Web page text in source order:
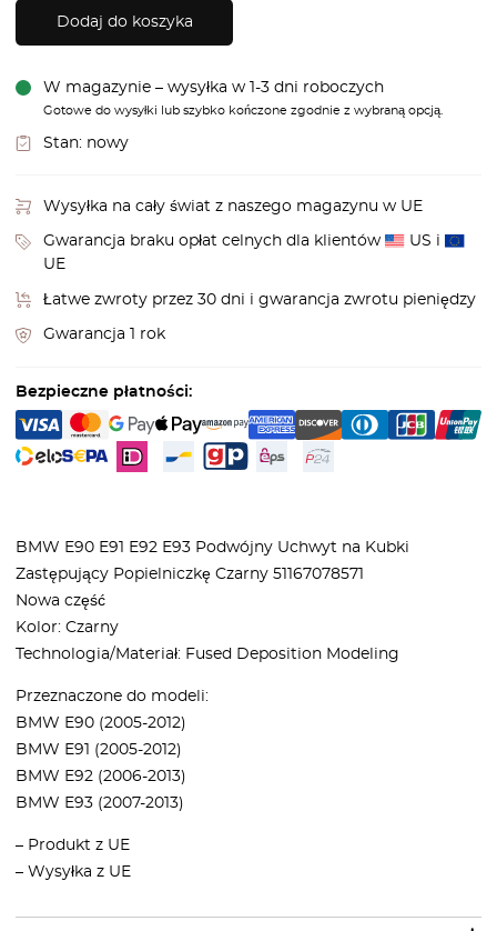
Dodaj do koszyka
W magazynie – wysyłka w 1-3 dni roboczych
Gotowe do wysyłki lub szybko kończone zgodnie z wybraną opcją.
Stan: nowy
Wysyłka na cały świat z naszego magazynu w UE
Gwarancja braku opłat celnych dla klientów
US i
UE
Łatwe zwroty przez 30 dni i gwarancja zwrotu pieniędzy
Gwarancja 1 rok
Bezpieczne płatności:
BMW E90 E91 E92 E93 Podwójny Uchwyt na Kubki
Zastępujący Popielniczkę Czarny 51167078571
Nowa część
Kolor: Czarny
Technologia/Materiał: Fused Deposition Modeling
Przeznaczone do modeli:
BMW E90 (2005-2012)
BMW E91 (2005-2012)
BMW E92 (2006-2013)
BMW E93 (2007-2013)
– Produkt z UE
– Wysyłka z UE